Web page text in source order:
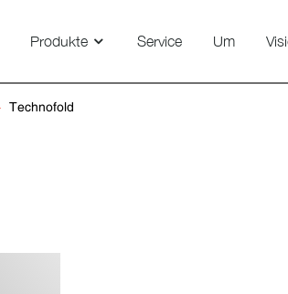
Produkte Service Um
Technofold